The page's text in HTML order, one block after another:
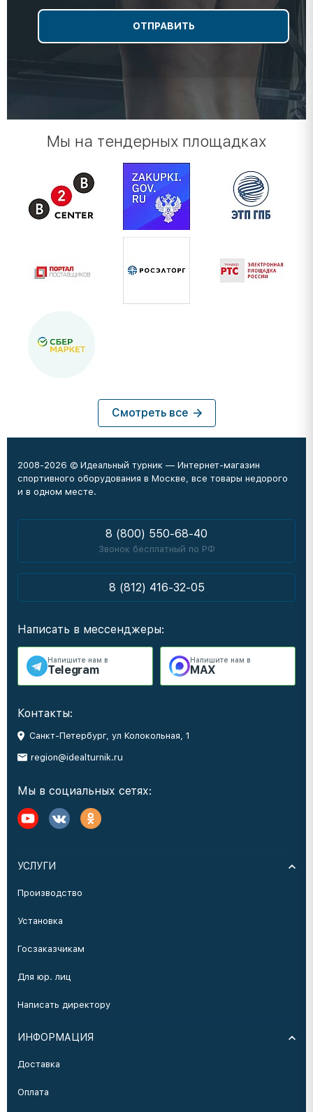
Мы на тендерных площадках
Смотреть все
2008-2026 © Идеальный турник — Интернет-магазин
спортивного оборудования в Москве, все товары недорого
и в одном месте.
8 (800) 550-68-40
Звонок бесплатный по РФ
8 (812) 416-32-05
Написать в мессенджеры:
Напишите нам в
Telegram
Напишите нам в
MAX
Контакты:
Санкт-Петербург, ул Колокольная, 1
region@idealturnik.ru
Мы в социальных сетях:
УСЛУГИ
Производство
Установка
Госзаказчикам
Для юр. лиц
Написать директору
ИНФОРМАЦИЯ
Доставка
Оплата